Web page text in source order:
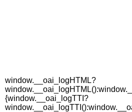
window.__oai_logHTML?
{window.__oai_logTTI?